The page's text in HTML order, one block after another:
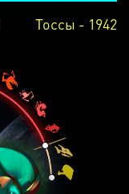
Тоссы - 1942